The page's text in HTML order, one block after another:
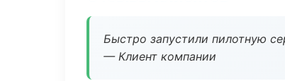
Быстро запустили пилотную
— Клиент компании